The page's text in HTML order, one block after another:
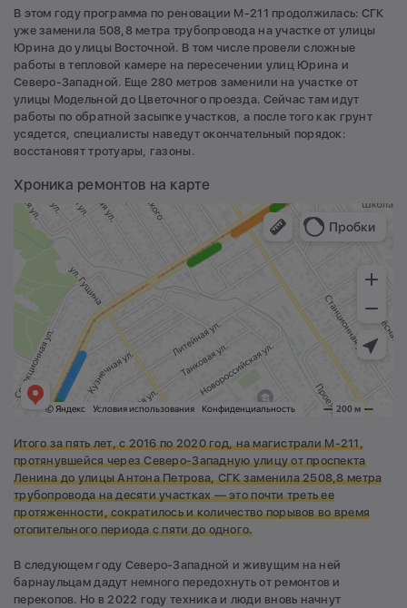
В этом году программа по реновации М-211 продолжилась: СГК
уже заменила 508,8 метра трубопровода на участке от улицы
Юрина до улицы Восточной. В том числе провели сложные
работы в тепловой камере на пересечении улиц Юрина и
Северо-Западной. Еще 280 метров заменили на участке от
улицы Модельной до Цветочного проезда. Сейчас там идут
работы по обратной засыпке участков, а после того как грунт
усядется, специалисты наведут окончательный порядок:
восстановят тротуары, газоны.
Хроника ремонтов на карте
Итого за пять лет, с 2016 по 2020 год, на магистрали М-211,
протянувшейся через Северо-Западную улицу от проспекта
Ленина до улицы Антона Петрова, СГК заменила 2508,8 метра
трубопровода на десяти участках — это почти треть ее
протяженности, сократилось и количество порывов во время
отопительного периода с пяти до одного.
В следующем году Северо-Западной и живущим на ней
барнаульцам дадут немного передохнуть от ремонтов и
перекопов. Но в 2022 году техника и люди вновь начнут